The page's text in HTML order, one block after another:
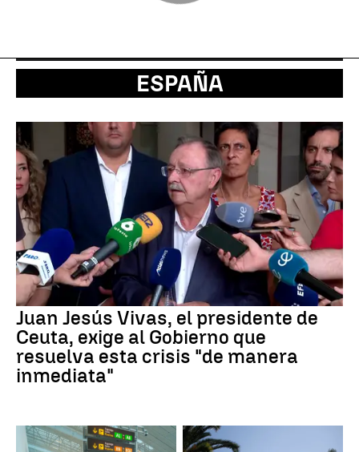
ESPAÑA
Juan Jesús Vivas, el presidente de
Ceuta, exige al Gobierno que
resuelva esta crisis "de manera
inmediata"